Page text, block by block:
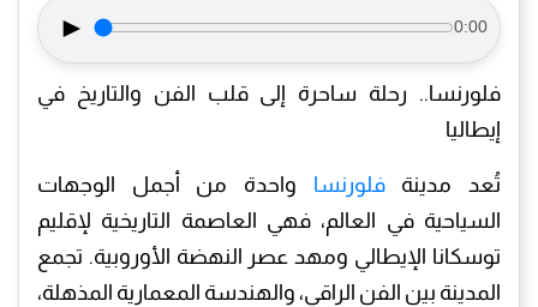
► 0:00
فلورنسا.. رحلة ساحرة إلى قلب الفن والتاريخ في
إيطاليا
تُعد مدينةفلورنسا واحدة من أجمل الوجهات
السياحية في العالم، فهي العاصمة التاريخية لإقليم
توسكانا الإيطالي ومهد عصر النهضة الأوروبية. تجمع
المدينة بين الفن الراقي، والهندسة المعمارية المذهلة،